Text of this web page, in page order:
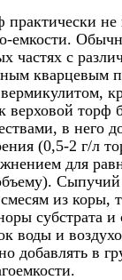
не
емкости.
частях с
кварцевым
верховой торф
в него
(0,5-2 г/л
для
из коры,
субстрата и
воды и
добавлять в